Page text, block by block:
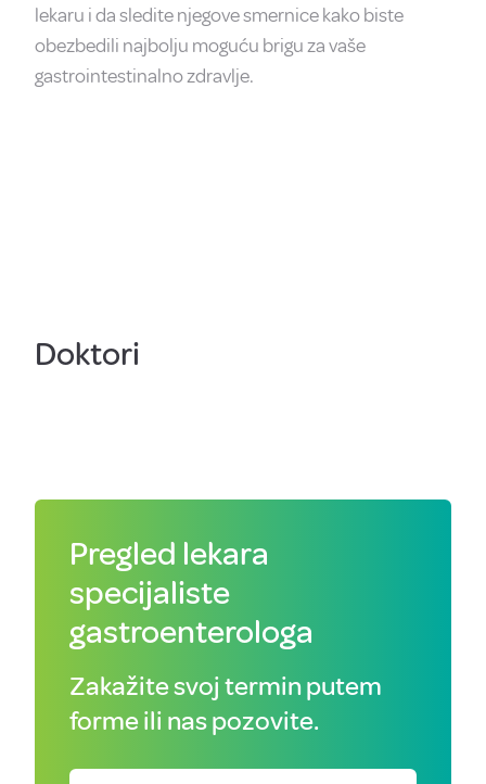
lekaru i da sledite njegove smernice kako biste
obezbedili najbolju moguću brigu za vaše
gastrointestinalno zdravlje.
Doktori
Pregled lekara
specijaliste
gastroenterologa
Zakažite svoj termin putem
forme ili nas pozovite.